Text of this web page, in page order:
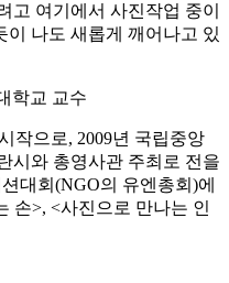
고 여기에서 사진작업 중이
나도 새롭게 깨어나고 있
학교 교수
작으로, 2009년 국립중앙
시와 총영사관 주최로 전을
대회(NGO의 유엔총회)에
손>, <사진으로 만나는 인